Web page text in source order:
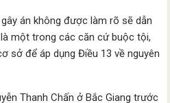
án không được làm rõ sẽ dẫn
một trong các căn cứ buộc tội,
sở để áp dụng Điều 13 về nguyên
Thanh Chấn ở Bắc Giang trước